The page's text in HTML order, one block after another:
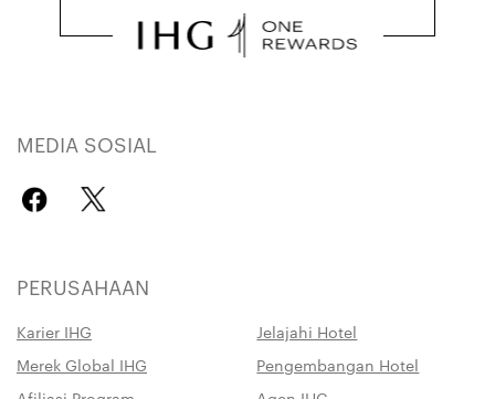
MEDIA SOSIAL
PERUSAHAAN
Karier IHG
Jelajahi Hotel
Merek Global IHG
Pengembangan Hotel